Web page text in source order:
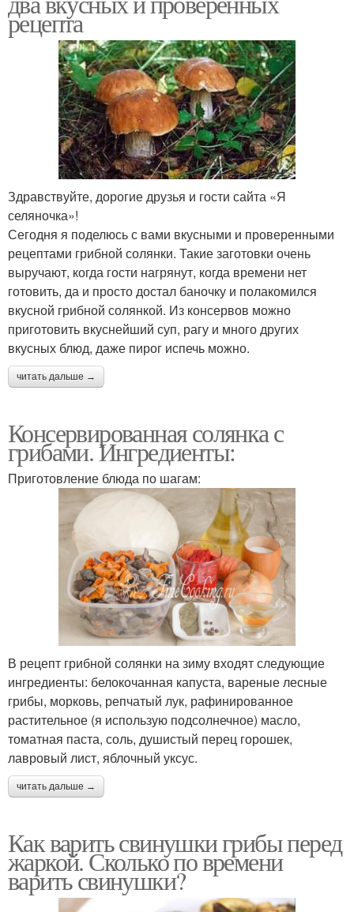
рецепта
Здравствуйте, дорогие друзья и гости сайта «Я
селяночка»!
Сегодня я поделюсь с вами вкусными и проверенными
рецептами грибной солянки. Такие заготовки очень
выручают, когда гости нагрянут, когда времени нет
готовить, да и просто достал баночку и полакомился
вкусной грибной солянкой. Из консервов можно
приготовить вкуснейший суп, рагу и много других
вкусных блюд, даже пирог испечь можно.
читать дальше →
Консервированная солянка с
грибами. Ингредиенты:
Приготовление блюда по шагам:
В рецепт грибной солянки на зиму входят следующие
ингредиенты: белокочанная капуста, вареные лесные
грибы, морковь, репчатый лук, рафинированное
растительное (я использую подсолнечное) масло,
томатная паста, соль, душистый перец горошек,
лавровый лист, яблочный уксус.
читать дальше →
Как варить свинушки грибы перед
жаркой. Сколько по времени
варить свинушки?